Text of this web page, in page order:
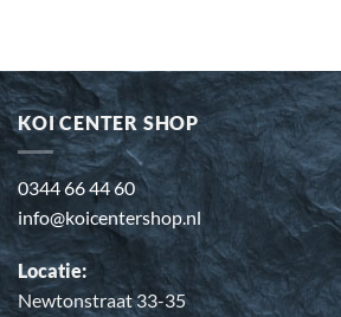
KOI CENTER SHOP
0344 66 44 60
info@koicentershop.nl
Locatie:
Newtonstraat 33-35